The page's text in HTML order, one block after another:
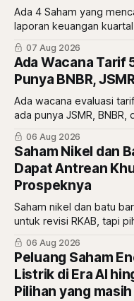
Ada 4 Saham yang
laporan keuangan
atau malah tanda
07 Aug 2026
Ada Wacana Tarif
Punya BNBR,
Ada wacana evaluasi
ada punya JSMR,
06 Aug 2026
Saham Nikel dan
Dapat Antrean
Prospeknya
Saham nikel dan batu
untuk revisi RKAB, tapi
adalah pemberi rasio
06 Aug 2026
Peluang Saham
Listrik di Era AI
Pilihan yang